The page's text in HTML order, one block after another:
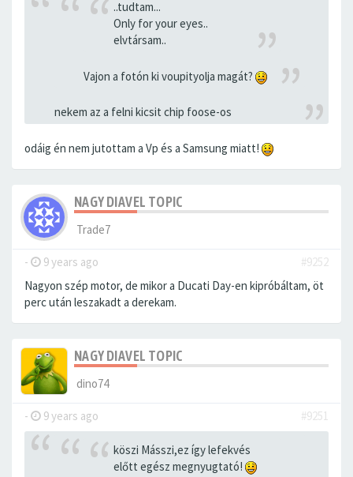
..tudtam...
Only for your eyes..
elvtársam..
Vajon a fotón ki voupityolja magát?
nekem az a felni kicsit chip foose-os
odáig én nem jutottam a Vp és a Samsung miatt!
NAGY DIAVEL TOPIC
Trade7
- 9 years ago
#9252
Nagyon szép motor, de mikor a Ducati Day-en kipróbáltam, öt
perc után leszakadt a derekam.
NAGY DIAVEL TOPIC
dino74
- 9 years ago #9251
köszi Másszi,ez így lefekvés
előtt egész megnyugtató!